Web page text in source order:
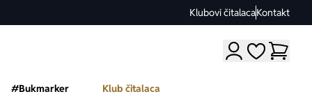
Klubovi čitalacaKontakt
Moji omiljeni
#Bukmarker Klub čitalaca